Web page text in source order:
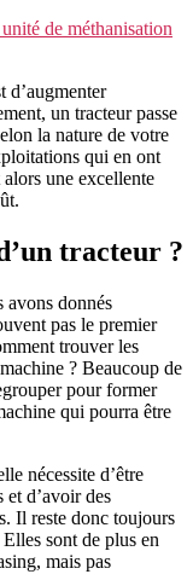
de méthanisation
d’augmenter
un tracteur passe
la nature de votre
qui en ont
une excellente
tracteur ?
avons donnés
pas le premier
trouver les
? Beaucoup de
pour former
qui pourra être
nécessite d’être
et d’avoir des
Il reste donc toujours
sont de plus en
mais pas